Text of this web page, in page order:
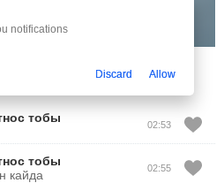
ПО АЛФАВИТУ
тобы
02:53
тобы
кайда
02:55
notifications
Discard Allow